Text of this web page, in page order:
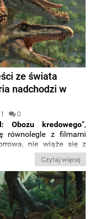
ze świata
nadchodzi w
0
Obozu kredowego”,
równolegle z filmami
nie wiąże się z
. Główny bohater
noszącym tytuł
Czytaj więcej